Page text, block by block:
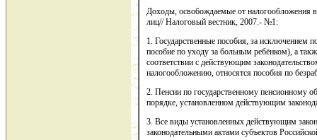
Доходы, освобождаемые от налогообложения
лиц// Налоговый вестник, 2007.- №1:
1. Государственные пособия, за исключением
пособие по уходу за больным ребёнком), а
соответствии с действующим
налогообложению, относятся пособия по
2. Пенсии по государственному пенсионному
порядке, установленном действующим
3. Все виды установленных действующим
законодательными актами субъектов